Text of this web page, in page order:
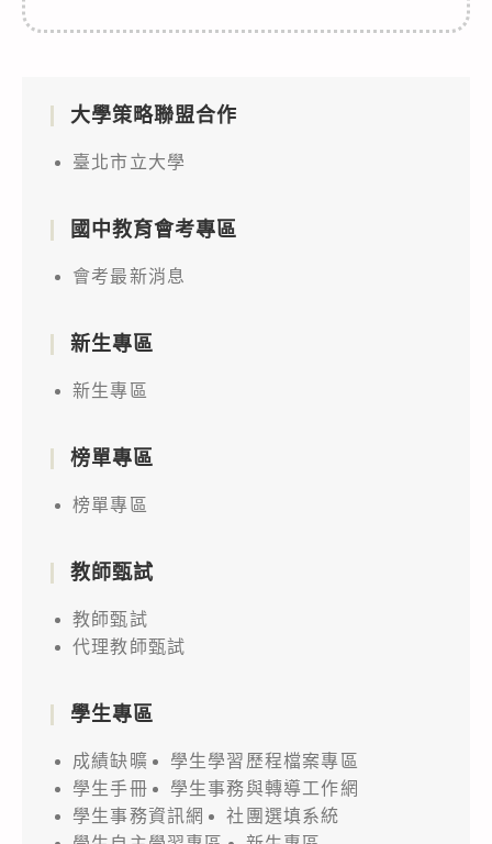
大學策略聯盟合作
臺北市立大學
國中教育會考專區
會考最新消息
新生專區
新生專區
榜單專區
榜單專區
教師甄試
教師甄試
代理教師甄試
學生專區
成績缺曠
學生學習歷程檔案專區
學生手冊
學生事務與轉導工作網
學生事務資訊網
社團選填系統